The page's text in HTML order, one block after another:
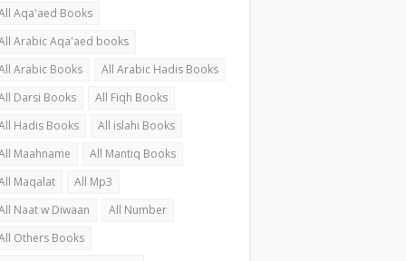
Aqa'aed Books
Arabic Aqa'aed books
Arabic Books
All Arabic Hadis Books
Darsi Books
All Fiqh Books
Hadis Books
All islahi Books
Maahname
All Mantiq Books
Maqalat
All Mp3
Naat w Diwaan
All Number
Others Books